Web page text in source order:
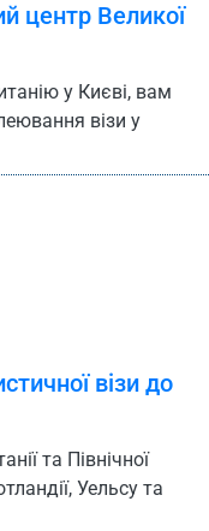
центр Великої
у Києві, вам
візи у
візи до
та Північної
Уельсу та